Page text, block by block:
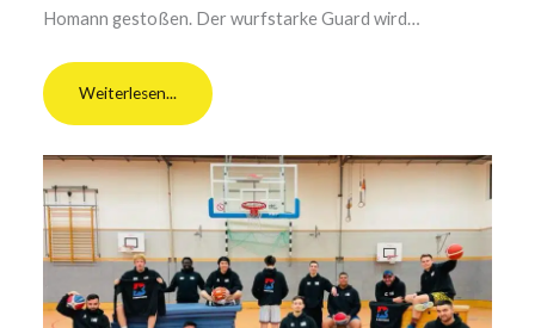
Homann gestoßen. Der wurfstarke Guard wird…
Weiterlesen...